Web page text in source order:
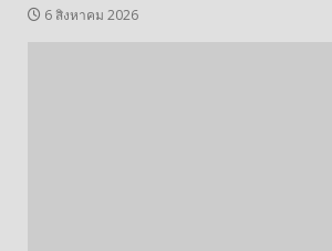
6 สิงหาคม 2026